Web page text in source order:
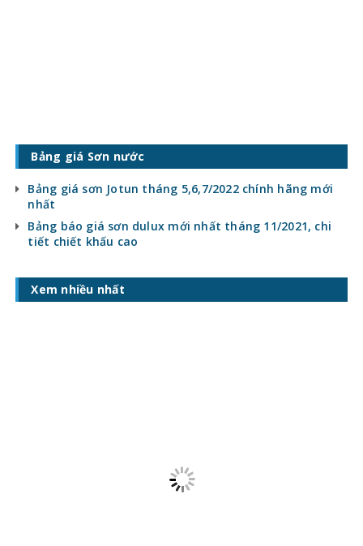
Bảng giá Sơn nước
Bảng giá sơn Jotun tháng 5,6,7/2022 chính hãng mới
nhất
Bảng báo giá sơn dulux mới nhất tháng 11/2021, chi
tiết chiết khấu cao
Xem nhiều nhất